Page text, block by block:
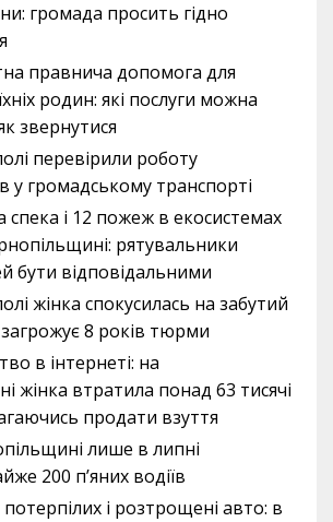
громада просить гідно
правнича допомога для
родин: які послуги можна
звернутися
перевірили роботу
у громадському транспорті
спека і 12 пожеж в екосистемах
рятувальники
бути відповідальними
жінка спокусилась на забутий
8 років тюрми
в інтернеті: на
жінка втратила понад 63 тисячі
продати взуття
лише в липні
200 п’яних водіїв
і розтрощені авто: в